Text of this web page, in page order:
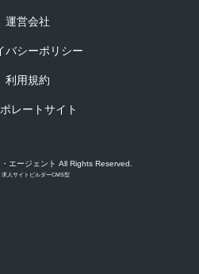
運営会社
バシーポリシー
利用規約
レートサイト
エージェント All Rights Reserved.
求人サイトビルダーCMS型